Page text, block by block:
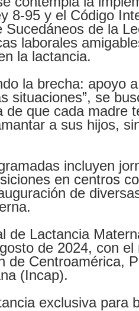
8-95 y el Código
Sucedáneos de la
laborales
la lactancia.
la brecha: apoyo
situaciones”, se
de que cada madre
a sus hijos,
incluyen
en centros
de
de Lactancia
de 2024, con el
de Centroamérica,
(Incap).
exclusiva para